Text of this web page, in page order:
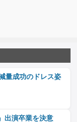
量成功のドレス姿
出演卒業を決意